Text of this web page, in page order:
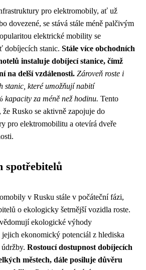
pro elektromobily, ať už
dovezené, se stává stále méně palčivým
elektrické mobility se
dobíjecích stanic. Stále více obchodních
instaluje dobíjecí stanice, čímž
na delší vzdálenosti. Zároveň roste i
stanic, které umožňují nabití
kapacity za méně než hodinu. Tento
že Rusko se aktivně zapojuje do
pro elektromobilitu a otevírá dveře
spotřebitelů
v Rusku stále v počáteční fázi,
o ekologicky šetrnější vozidla roste.
ekologické výhody
ekonomický potenciál z hlediska
Rostoucí dostupnost dobíjecích
městech, dále posiluje důvěru